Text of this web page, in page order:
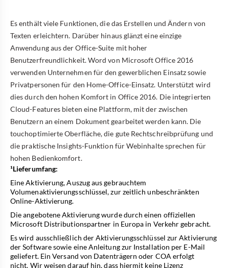
Es enthält viele Funktionen, die das Erstellen und Ändern von
Texten erleichtern. Darüber hinaus glänzt eine einzige
Anwendung aus der Office-Suite mit hoher
Benutzerfreundlichkeit. Word von Microsoft Office 2016
verwenden Unternehmen für den gewerblichen Einsatz sowie
Privatpersonen für den Home-Office-Einsatz. Unterstützt wird
dies durch den hohen Komfort in Office 2016. Die integrierten
Cloud-Features bieten eine Plattform, mit der zwischen
Benutzern an einem Dokument gearbeitet werden kann. Die
touchoptimierte Oberfläche, die gute Rechtschreibprüfung und
die praktische Insights-Funktion für Webinhalte sprechen für
hohen Bedienkomfort.
¹Lieferumfang:
Eine Aktivierung, Auszug aus gebrauchtem
Volumenaktivierungsschlüssel, zur zeitlich unbeschränkten
Online-Aktivierung.
Die angebotene Aktivierung wurde durch einen offiziellen
Microsoft Distributionspartner in Europa in Verkehr gebracht.
Es wird ausschließlich der Aktivierungsschlüssel zur Aktivierung
der Software sowie eine Anleitung zur Installation per E-Mail
geliefert. Ein Versand von Datenträgern oder COA erfolgt
nicht. Wir weisen darauf hin, dass hiermit keine Lizenz